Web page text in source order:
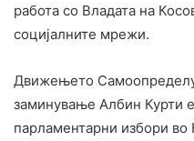
работа со Владата на
социјалните мрежи.
Движењето
заминување Албин Курти
парламентарни избори во